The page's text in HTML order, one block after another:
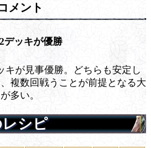
メント
デッキが優勝
キが見事優勝。どちらも安定し
複数回戦うことが前提となる大
多い。
シピ